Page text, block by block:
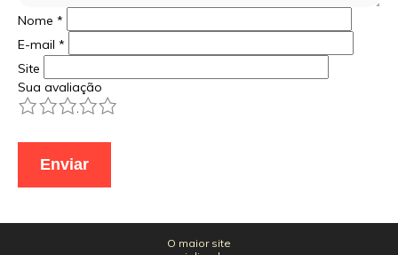
Nome *
E-mail *
Site
Sua avaliação
5
4
3
2
O maior site